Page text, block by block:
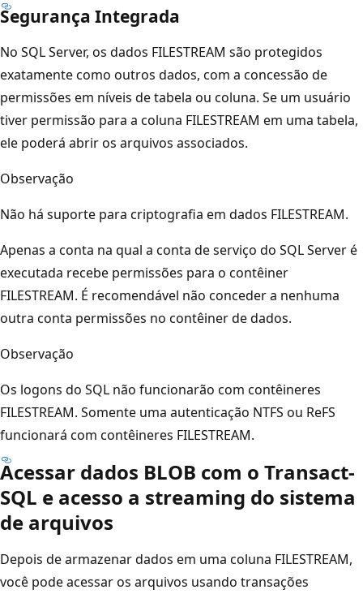
Segurança Integrada
No SQL Server, os dados FILESTREAM são protegidos
exatamente como outros dados, com a concessão de
permissões em níveis de tabela ou coluna. Se um usuário
tiver permissão para a coluna FILESTREAM em uma tabela,
ele poderá abrir os arquivos associados.
Observação
Não há suporte para criptografia em dados FILESTREAM.
Apenas a conta na qual a conta de serviço do SQL Server é
executada recebe permissões para o contêiner
FILESTREAM. É recomendável não conceder a nenhuma
outra conta permissões no contêiner de dados.
Observação
Os logons do SQL não funcionarão com contêineres
FILESTREAM. Somente uma autenticação NTFS ou ReFS
funcionará com contêineres FILESTREAM.
Acessar dados BLOB com o Transact-
SQL e acesso a streaming do sistema
de arquivos
Depois de armazenar dados em uma coluna FILESTREAM,
você pode acessar os arquivos usando transações